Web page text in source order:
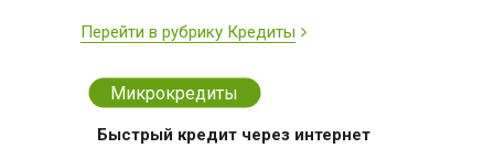
Перейти в рубрику Кредиты
Микрокредиты
Быстрый кредит через интернет